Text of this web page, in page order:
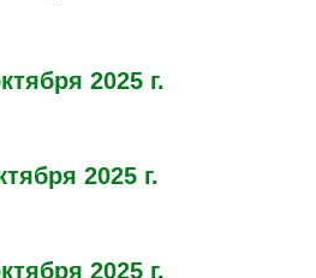
2025 г.
2025 г.
2025 г.